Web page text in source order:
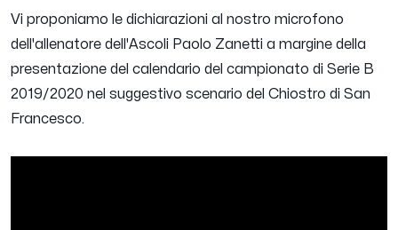
Vi proponiamo le dichiarazioni al nostro microfono
dell'allenatore dell'Ascoli Paolo Zanetti a margine della
presentazione del calendario del campionato di Serie B
2019/2020 nel suggestivo scenario del Chiostro di San
Francesco.